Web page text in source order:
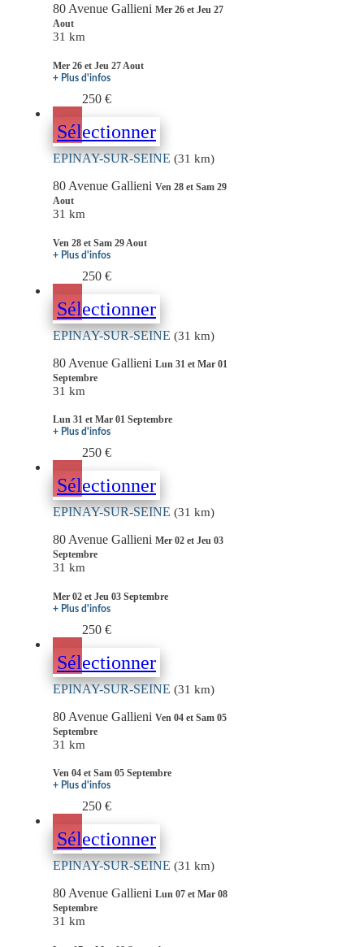
80 Avenue Gallieni Mer 26 et Jeu 27
Aout
31 km
Mer 26 et Jeu 27 Aout
+ Plus d'infos
250 €
Sélectionner
EPINAY-SUR-SEINE (31 km)
80 Avenue Gallieni Ven 28 et Sam 29
Aout
31 km
Ven 28 et Sam 29 Aout
+ Plus d'infos
250 €
Sélectionner
EPINAY-SUR-SEINE (31 km)
80 Avenue Gallieni Lun 31 et Mar 01
Septembre
31 km
Lun 31 et Mar 01 Septembre
+ Plus d'infos
250 €
Sélectionner
EPINAY-SUR-SEINE (31 km)
80 Avenue Gallieni Mer 02 et Jeu 03
Septembre
31 km
Mer 02 et Jeu 03 Septembre
+ Plus d'infos
250 €
Sélectionner
EPINAY-SUR-SEINE (31 km)
80 Avenue Gallieni Ven 04 et Sam 05
Septembre
31 km
Ven 04 et Sam 05 Septembre
+ Plus d'infos
250 €
Sélectionner
EPINAY-SUR-SEINE (31 km)
80 Avenue Gallieni Lun 07 et Mar 08
Septembre
31 km